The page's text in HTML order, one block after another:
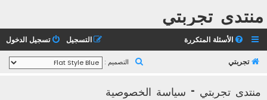
منتدى تجربتي
الأسئلة المتكررة تسجيل الدخول التسجيل
تجربتي التصميم :
ث
منتدى تجربتي - سياسة الخصوصية